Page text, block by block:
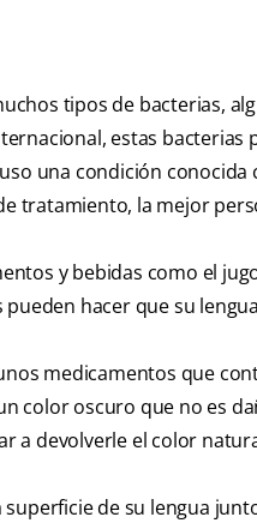
tipos de bacterias,
estas
una condición conocida
tratamiento, la mejor
y bebidas como el
pueden hacer que su
medicamentos que
color oscuro que no es
a devolverle el color
superficie de su lengua